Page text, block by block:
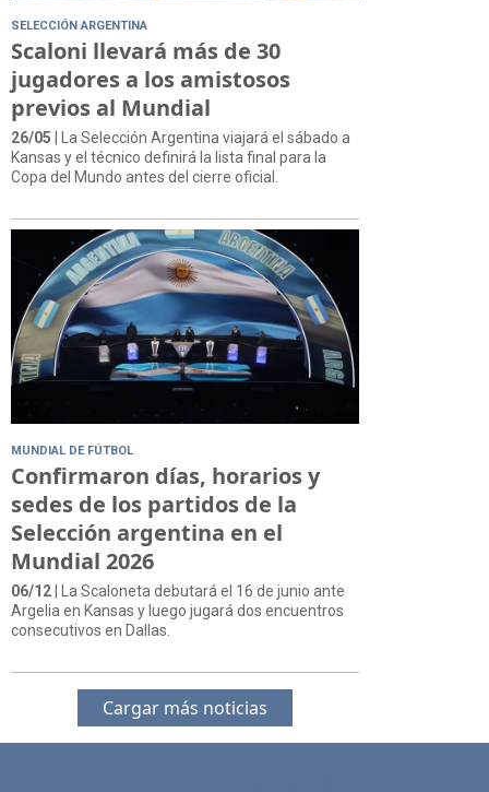
SELECCIÓN ARGENTINA
Scaloni llevará más de 30
jugadores a los amistosos
previos al Mundial
26/05 | La Selección Argentina viajará el sábado a
Kansas y el técnico definirá la lista final para la
Copa del Mundo antes del cierre oficial.
MUNDIAL DE FÚTBOL
Confirmaron días, horarios y
sedes de los partidos de la
Selección argentina en el
Mundial 2026
06/12 | La Scaloneta debutará el 16 de junio ante
Argelia en Kansas y luego jugará dos encuentros
consecutivos en Dallas.
Cargar más noticias